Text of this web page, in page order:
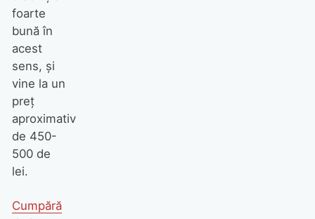
foarte
bună în
acest
sens, și
vine la un
preț
aproximativ
de 450-
500 de
lei.
Cumpără